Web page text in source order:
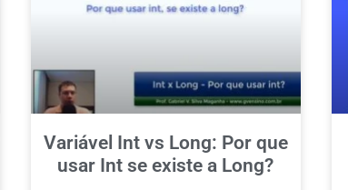
Variável Int vs Long: Por que
usar Int se existe a Long?